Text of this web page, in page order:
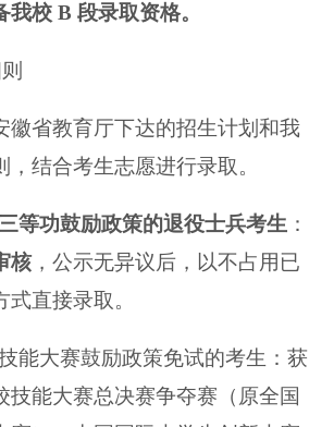
校 B 段录取资格。
徽省教育厅下达的招生计划和我
，结合考生志愿进行录取。
等功鼓励政策的退役士兵考生 ：
核，公示无异议后，以不占用已
直接录取。
能大赛鼓励政策免试的考生：获
技能大赛总决赛争夺赛（原全国